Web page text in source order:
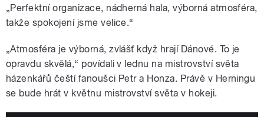
„Perfektní organizace, nádherná hala, výborná atmosféra,
takže spokojení jsme velice.“
„Atmosféra je výborná, zvlášť když hrají Dánové. To je
opravdu skvělá,“ povídali v lednu na mistrovství světa
házenkářů čeští fanoušci Petr a Honza. Právě v Herningu
se bude hrát v květnu mistrovství světa v hokeji.